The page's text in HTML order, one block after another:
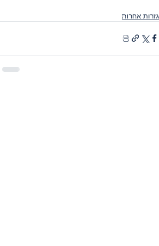
גזרות אחרות